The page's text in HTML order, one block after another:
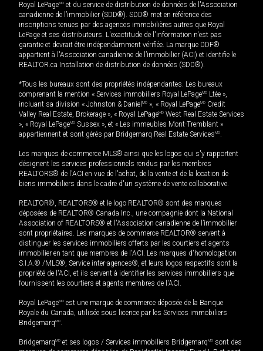
Royal LePageMD et du service de distribution de données de l'Association
canadienne de l’immobilier (SDD®). SDD® met en référence des
inscriptions tenues par des agences immobilières autres que Royal
LePage et ses distributeurs. L'exactitude de l'information n'est pas
garantie et devrait être indépendamment vérifiée. La marque DDF®
appartient à l'Association canadienne de l’immobilier (ACI) et identifie le
REALTOR.ca Installation de distribution de données (SDD®).
*Tous les bureaux sont des propriétés indépendantes. Les bureaux
comprenant la mention « Services immobiliers Royal LePageMD Ltée »,
incluant sa division « Johnston & Daniel MD », « Royal LePageMD Credit
Valley Real Estate, Brokerage », « Royal LePageMD West Real Estate Services
», « Royal LePageMD Sussex », et « Les immeubles Mont-Tremblant »
appartiennent et sont gérés par Bridgemarq Real Estate ServicesMD.
Les marques de commerce MLS® ainsi que les logos qui s'y rapportent
désignent les services professionnels rendus par les membres
REALTORS® de l'ACI en vue de l'achat, de la vente et de la location de
biens immobiliers dans le cadre d'un système de vente collaborative.
REALTOR®, REALTORS® et le logo REALTOR® sont des marques
déposées de REALTOR® Canada Inc., une compagnie dont la National
Association of REALTORS® et l'Association canadienne de l’immobilier
sont propriétaires. Les marques de commerce REALTOR® servent à
distinguer les services immobiliers offerts par les courtiers et agents
immobilier en tant que membres de l'ACI. Les marques d'homologation
S.I.A.® /MLS®, Service inter-agences®, et leurs logos respectifs sont la
propriété de l'ACI, et ils servent à identifier les services immobiliers que
fournissent les courtiers et agents membres de l'ACI.
Royal LePageMD est une marque de commerce déposée de la Banque
Royale du Canada, utilisée sous licence par les Services immobiliers
BridgemarqMD.
BridgemarqMD et ses logos / Services immobiliers BridgemarqMD sont des